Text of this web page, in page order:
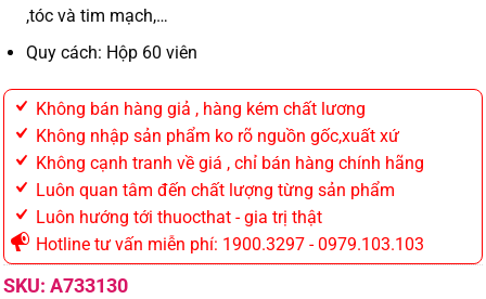
,tóc và tim mạch,…
Quy cách: Hộp 60 viên
Không bán hàng giả , hàng kém chất lương
Không nhập sản phẩm ko rõ nguồn gốc,xuất xứ
Không cạnh tranh về giá , chỉ bán hàng chính hãng
Luôn quan tâm đến chất lượng từng sản phẩm
Luôn hướng tới thuocthat - gia trị thật
Hotline tư vấn miễn phí: 1900.3297 - 0979.103.103
SKU: A733130